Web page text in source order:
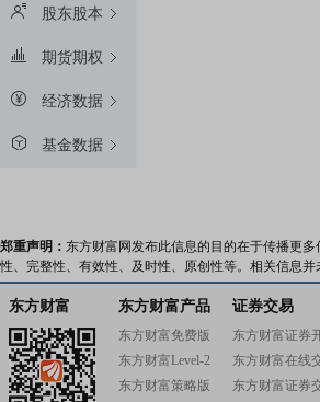
股东股本
期货期权
经济数据
基金数据
郑重声明： 东方财富网发布此信息的目的在于传播更
性、完整性、有效性、及时性、原创性等。相关信息
东方财富 东方财富产品
东方财富免费版
东方财富Level-2
东方财富策略版
证券交易
东方财富证券
东方财富在线
东方财富证券